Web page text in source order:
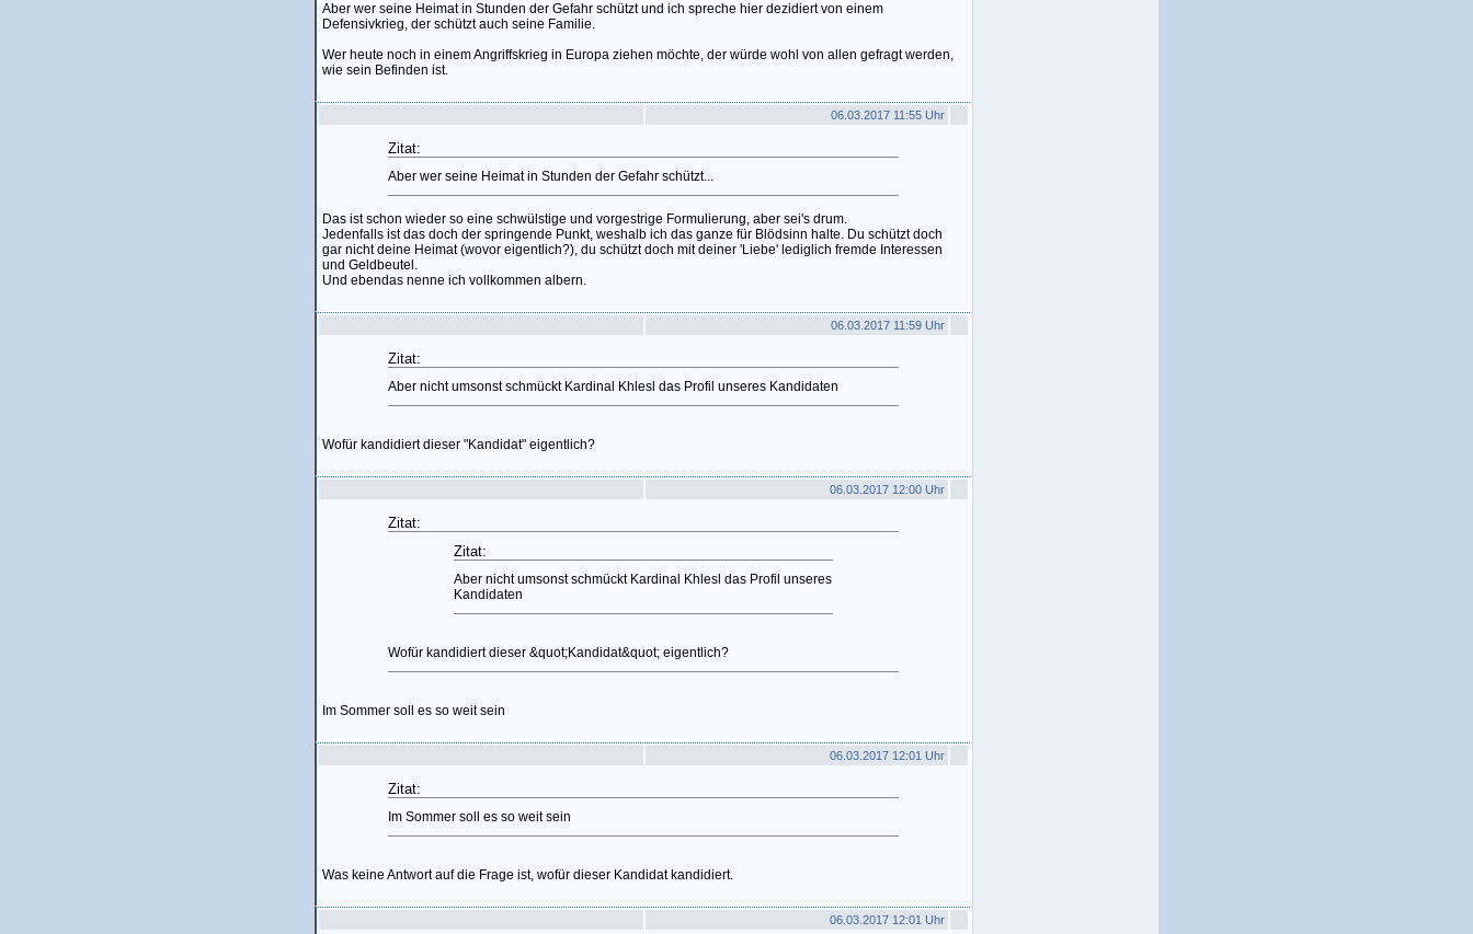
Aber wer seine Heimat in Stunden der Gefahr schützt und ich spreche hier dezidiert von einem
Defensivkrieg, der schützt auch seine Familie.
Wer heute noch in einem Angriffskrieg in Europa ziehen möchte, der würde wohl von allen gefragt werden,
wie sein Befinden ist.
06.03.2017 11:55 Uhr
Zitat:
Aber wer seine Heimat in Stunden der Gefahr schützt...
Das ist schon wieder so eine schwülstige und vorgestrige Formulierung, aber sei's drum.
Jedenfalls ist das doch der springende Punkt, weshalb ich das ganze für Blödsinn halte. Du schützt doch
gar nicht deine Heimat (wovor eigentlich?), du schützt doch mit deiner 'Liebe' lediglich fremde Interessen
und Geldbeutel.
Und ebendas nenne ich vollkommen albern.
06.03.2017 11:59 Uhr
Zitat:
Aber nicht umsonst schmückt Kardinal Khlesl das Profil unseres Kandidaten
Wofür kandidiert dieser "Kandidat" eigentlich?
06.03.2017 12:00 Uhr
Zitat:
Zitat:
Aber nicht umsonst schmückt Kardinal Khlesl das Profil unseres
Kandidaten
Wofür kandidiert dieser &quot;Kandidat&quot; eigentlich?
Im Sommer soll es so weit sein
06.03.2017 12:01 Uhr
Zitat:
Im Sommer soll es so weit sein
Was keine Antwort auf die Frage ist, wofür dieser Kandidat kandidiert.
06.03.2017 12:01 Uhr